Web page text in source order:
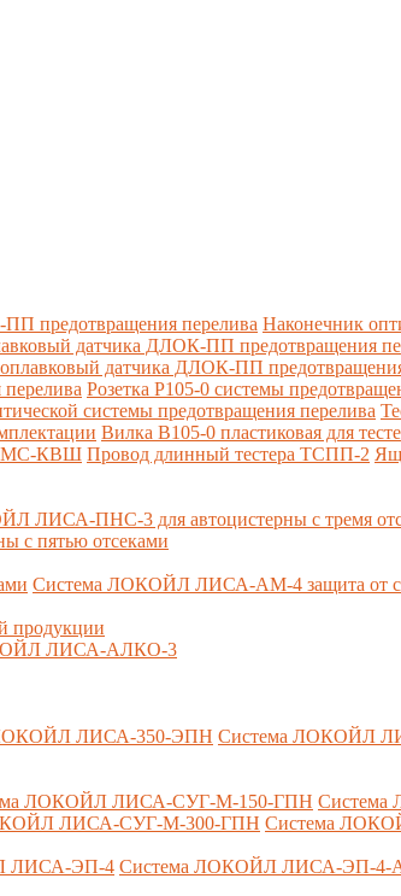
предотвращения перелива Наконечник
датчика ДЛОК-ПП предотвращения
датчика ДЛОК-ПП предотвращения
Розетка Р105-0 системы
системы предотвращения перелива
Вилка В105-0 пластиковая для
МС-КВШ Провод длинный тестера ТСПП-2
ЛИСА-ПНС-3 для автоцистерны с тремя
с пятью отсеками
Система ЛОКОЙЛ ЛИСА-AM-4 защита от
продукции
ЛИСА-АЛКО-3
ЛИСА-350-ЭПН Система ЛОКОЙЛ
ЛОКОЙЛ ЛИСА-СУГ-М-150-ГПН
ЛИСА-СУГ-М-300-ГПН Система
ЛИСА-ЭП-4 Система ЛОКОЙЛ ЛИСА-ЭП-4-